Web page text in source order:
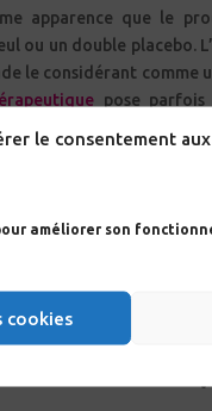
le consentement
améliorer son
cookies
ou un double placebo.
pose parfois
IAS